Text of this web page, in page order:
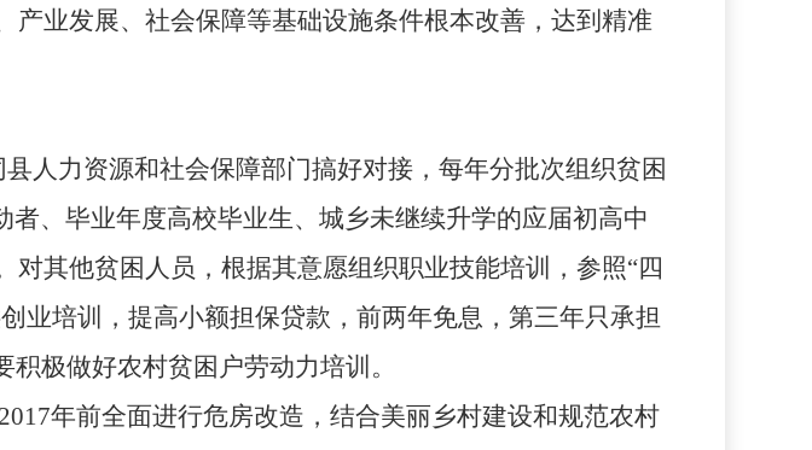
业发展、社会保障等基础设施条件根本改善，达到精准
人力资源和社会保障部门搞好对接，每年分批次组织贫困
、毕业年度高校毕业生、城乡未继续升学的应届初高中
其他贫困人员，根据其意愿组织职业技能培训，参照“四
业培训，提高小额担保贷款，前两年免息，第三年只承担
极做好农村贫困户劳动力培训。
2017年前全面进行危房改造，结合美丽乡村建设和规范农村